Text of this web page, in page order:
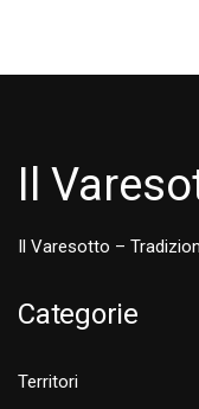
Il
Il Varesotto –
Categorie
Territori